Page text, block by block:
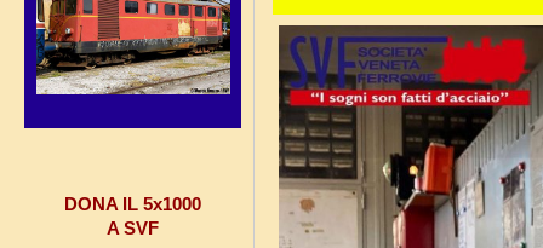
DONA IL 5x1000
A SVF